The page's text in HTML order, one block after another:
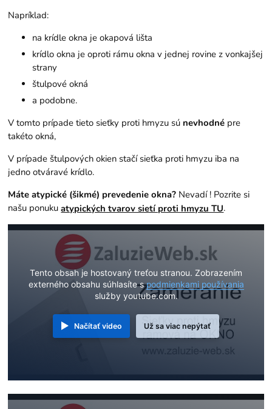
Napríklad:
na krídle okna je okapová lišta
krídlo okna je oproti rámu okna v jednej rovine z vonkajšej
strany
štulpové okná
a podobne.
V tomto prípade tieto sieťky proti hmyzu sú nevhodné pre
takéto okná,
V prípade štulpových okien stačí sieťka proti hmyzu iba na
jedno otváravé krídlo.
Máte atypické (šikmé) prevedenie okna? Nevadí ! Pozrite si
našu ponukuatypických tvarov sietí proti hmyzu TU.
Tento obsah je hostovaný treťou stranou. Zobrazením
externého obsahu súhlasíte spodmienkami používania
služby youtube.com.
Načítať video Už sa viac nepýtať